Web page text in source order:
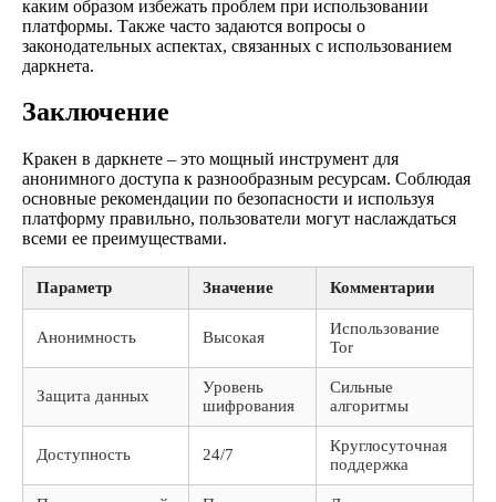
каким образом избежать проблем при использовании
платформы. Также часто задаются вопросы о
законодательных аспектах, связанных с использованием
даркнета.
Заключение
Кракен в даркнете – это мощный инструмент для
анонимного доступа к разнообразным ресурсам. Соблюдая
основные рекомендации по безопасности и используя
платформу правильно, пользователи могут наслаждаться
всеми ее преимуществами.
Параметр Значение Комментарии
Анонимность Высокая
Использование
Tor
Защита данных
Уровень
шифрования
Сильные
алгоритмы
Доступность 24/7
Круглосуточная
поддержка